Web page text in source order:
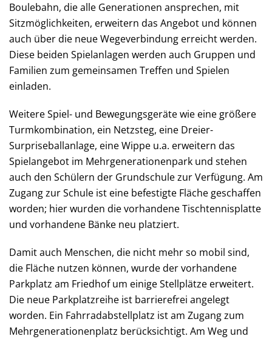
Boulebahn, die alle Generationen ansprechen, mit
Sitzmöglichkeiten, erweitern das Angebot und können
auch über die neue Wegeverbindung erreicht werden.
Diese beiden Spielanlagen werden auch Gruppen und
Familien zum gemeinsamen Treffen und Spielen
einladen.
Weitere Spiel- und Bewegungsgeräte wie eine größere
Turmkombination, ein Netzsteg, eine Dreier-
Surpriseballanlage, eine Wippe u.a. erweitern das
Spielangebot im Mehrgenerationenpark und stehen
auch den Schülern der Grundschule zur Verfügung. Am
Zugang zur Schule ist eine befestigte Fläche geschaffen
worden; hier wurden die vorhandene Tischtennisplatte
und vorhandene Bänke neu platziert.
Damit auch Menschen, die nicht mehr so mobil sind,
die Fläche nutzen können, wurde der vorhandene
Parkplatz am Friedhof um einige Stellplätze erweitert.
Die neue Parkplatzreihe ist barrierefrei angelegt
worden. Ein Fahrradabstellplatz ist am Zugang zum
Mehrgenerationenplatz berücksichtigt. Am Weg und